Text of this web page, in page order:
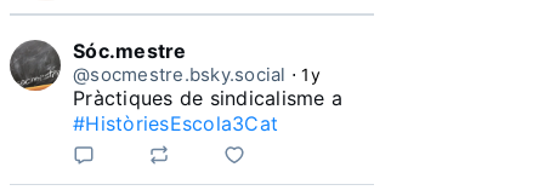
Sóc.mestre
@socmestre.bsky.social ⋅1y
#HistòriesEscola3Cat